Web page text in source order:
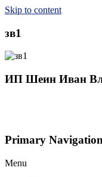
Skip to content
зв1
ИП Шеин Иван
Primary
Menu